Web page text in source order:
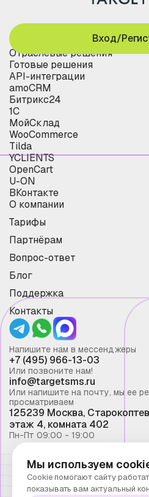
Отраслевые решения
Готовые решения
API-интеграции
amoCRM
Битрикс24
1С
МойСклад
WooCommerce
Tilda
YCLIENTS
OpenCart
U-ON
ВКонтакте
О компании
Тарифы
Партнёрам
Вопрос-ответ
Блог
Поддержка
Контакты
Вход/
Напишите нам в мессенджеры
+7 (495) 966-13-03
Или позвоните нам!
info@targetsms.ru
Или напишите на почту, мы ее
просматриваем
125239 Москва,
этаж 4, комната 402
Пн-Пт 09:00 - 19:00
Смс
Запрещено копирование
Мы используем
Cookie помогают сайту
показывать вам актуальный